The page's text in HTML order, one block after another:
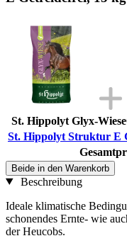
St. Hippolyt Glyx-
St. Hippolyt Struktur E
Beide in den Warenkorb
Beschreibung
Ideale klimatische
schonendes Ernte- wie
der Heucobs.